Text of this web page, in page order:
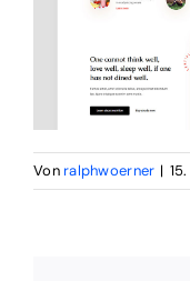
Vonralphwoerner |